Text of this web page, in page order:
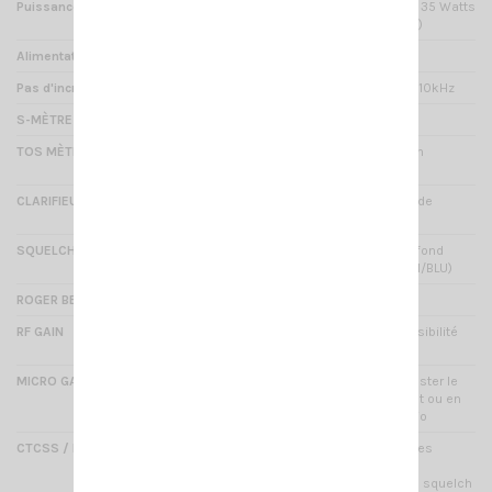
Puissance
12 Watts AM / 40 Watts FM / 35 Watts
BLU (réglable en AM/FM/SSB)
Alimentation
Pas d'incrémentation 10Hz / 100Hz / 1kHz / 5kHz / 10kHz
S-MÈTRE
TOS MÈTRE
Oui : intégré avec interdiction
CLARIFIEUR
Oui : (multifonction) permet de
SQUELCH
Oui : élimination du bruit de fond
(réglage du niveau en AM/FM/BLU)
ROGER BEEP
RF GAIN
Oui : permet de régler la sensibilité
MICRO GAIN
Oui : (via menu) permet d'ajuster le
gain du micro en augmentant ou en
diminuant la puissance audio
CTCSS / DCS (encodeur/décodeur)
38 CTCSS / 104 DCS : codages
permettant de déclencher le squelch